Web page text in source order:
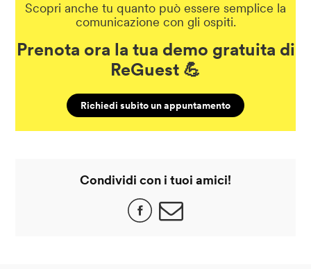
Scopri anche tu quanto può essere semplice la
comunicazione con gli ospiti.
Prenota ora la tua demo gratuita di
ReGuest 💪
Richiedi subito un appuntamento
Condividi con i tuoi amici!